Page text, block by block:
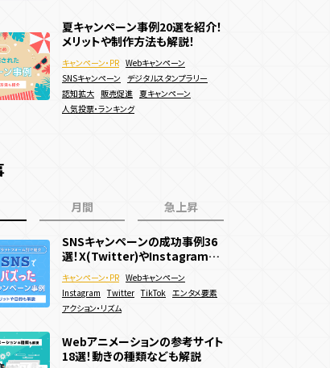
夏キャンペーン事例20選を紹介！
メリットや制作方法も解説！
キャンペーン・PR Webキャンペーン
SNSキャンペーン デジタルスタンプラリー
認知拡大 販売促進 夏キャンペーン
人気投票・ランキング
人気投票・ランキング
ゲームプロモーションとは？効果
的な宣伝方法や面白い事例を紹
介
キャンペーン・PR Webキャンペーン
ゲームプロモーション
IPコンテンツを起用したキャンペ
ーンが話題！IPを活用したブラン
ド戦略とは
キャンペーン・PR
Webキャンペーン
ブランディング SNSキャンペーン
エンタメ要素
IP活用
月間 急上昇
SNSキャンペーンの成功事例36
選！X(Twitter)やInstagramで
バズった面白い企画を紹介
キャンペーン・PR Webキャンペーン
Instagram Twitter TikTok エンタメ要素
アクション・リズム
Webアニメーションの参考サイト
18選！動きの種類なども解説
SNSキャンペーンの成功事例36
選！X(Twitter)やInstagramで
バズった面白い企画を紹介
キャンペーン・PR Webキャンペーン
Instagram Twitter TikTok エンタメ要素
アクション・リズム
WebGLとは？仕組みやできるこ
と、対応ブラウザについて簡単に
WebGL/theree.js参考サイト
日本・海外 最新事例39選
webサイト制作 3D Webキャンペーン
WebGL コーポレートサイト
サービス・ブランドサイト
動きのあるWebサイトの作り方
は？メリットやデメリットも解説